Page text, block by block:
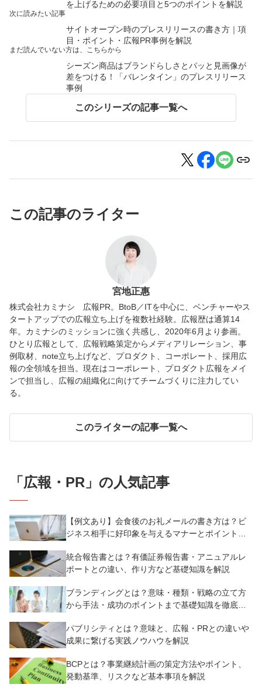
を上げるための必要項目と5つのポイントを解説
次に読みたい記事
サイトオープン時のプレスリリースの書き方｜項
目・ポイント・広報PR事例を解説
まだ読んでいない方は、こちらから
シーズン商品はブランドらしさとパッと見画像が
差をつける！「バレンタイン」のプレスリリース
事例
このシリーズの記事一覧へ
この記事のライター
宮地正惠
株式会社カミナシ 広報PR。BtoB／ITを中心に、ベンチャーやス
タートアップでの広報立ち上げを複数社経験。広報歴は通算14
年。カミナシのミッションに強く共感し、2020年6月より参画。
ひとり広報として、広報戦略策定からメディアリレーション、事
例取材、note立ち上げなど、プロダクト、コーポレート、採用広
報の全領域を担当。現在はコーポレート、プロダクト広報をメイ
ンで担当し、広報の組織化に向けてチームづくりに注力してい
る。
このライターの記事一覧へ
「広報・PR 」の人気記事
【例文あり】会食後のお礼メールの書き方は？ビ
ジネス相手に好印象を与えるマナーとポイントを
統合報告書とは？有価証券報告書・アニュアルレ
ポートとの違い、作り方など基礎知識を解説
ブランディングとは？意味・種類・戦略の立て方
から手法・成功のポイントまで基礎知識を徹底解
パブリシティとは？意味と、広報・PRとの違いや
成果に繋げる実践ノウハウを解説
BCPとは？事業継続計画の策定方法やポイント、
発動基準、リスクなど基本事項を解説